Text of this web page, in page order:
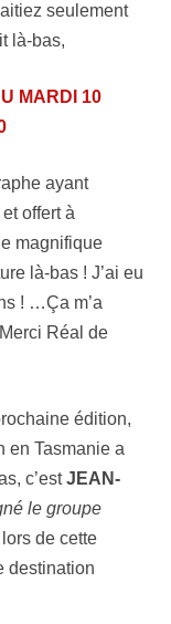
seulement
là-bas,
MARDI 10
ayant
offert à
magnifique
là-bas ! J’ai eu
! …Ça m’a
Réal de
édition,
en Tasmanie a
c’estJEAN-
le groupe
de cette
destination